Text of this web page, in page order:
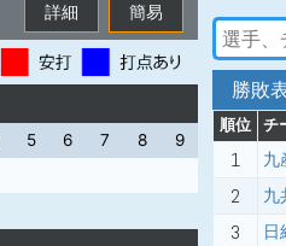
簡易
詳細
5 6 7 8
9
勝敗
順位 チ
1 九
2
九
3
日